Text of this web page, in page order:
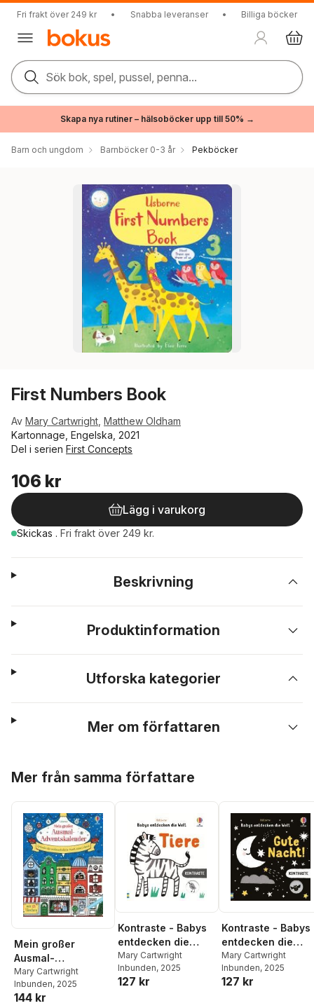
Fri frakt över 249 kr • Snabba leveranser • Billiga böcker
Sök bok, spel, pussel, penna...
Skapa nya rutiner – hälsoböcker upp till 50% →
Barn och ungdom Barnböcker 0-3 år Pekböcker
First Numbers Book
Av Mary Cartwright Matthew Oldham
Kartonnage, Engelska, 2021
Del i serien First Concepts
106 kr
Lägg i varukorg
Skickas . Fri frakt över 249 kr.
Beskrivning
Produktinformation
Utforska kategorier
Mer om författaren
Mer från samma författare
Mein großer
Ausmal-
Adventskalender
Mary Cartwright
Inbunden, 2025
144 kr
Kontraste - Babys
entdecken die
Welt: Tiere
Mary Cartwright
Inbunden, 2025
127 kr
Kontraste - Babys
entdecken die
Welt: Gute Nacht!
Mary Cartwright
Inbunden, 2025
127 kr